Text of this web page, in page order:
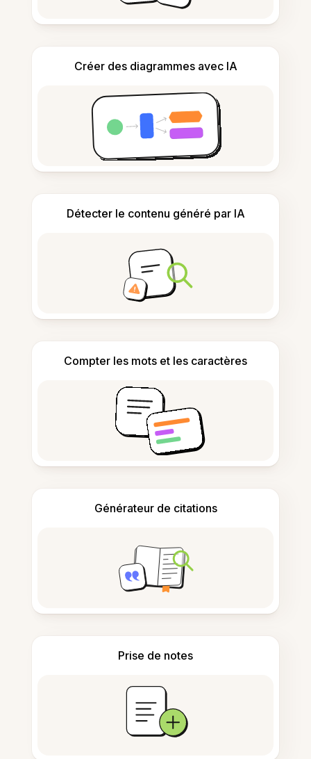
Créer des diagrammes avec IA
Détecter le contenu généré par IA
Compter les mots et les caractères
Générateur de citations
Prise de notes